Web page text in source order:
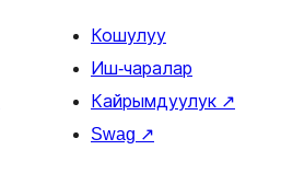
Кошулуу
Иш-чаралар
Кайрымдуулук ↗
Swag ↗